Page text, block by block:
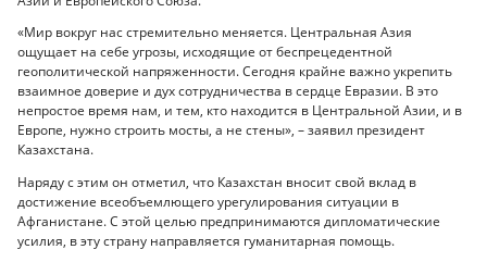
«Мир вокруг нас стремительно меняется. Центральная Азия
ощущает на себе угрозы, исходящие от беспрецедентной
геополитической напряженности. Сегодня крайне важно укрепить
взаимное доверие и дух сотрудничества в сердце Евразии. В это
непростое время нам, и тем, кто находится в Центральной Азии, и в
Европе, нужно строить мосты, а не стены», – заявил президент
Казахстана.
Наряду с этим он отметил, что Казахстан вносит свой вклад в
достижение всеобъемлющего урегулирования ситуации в
Афганистане. С этой целью предпринимаются дипломатические
усилия, в эту страну направляется гуманитарная помощь.